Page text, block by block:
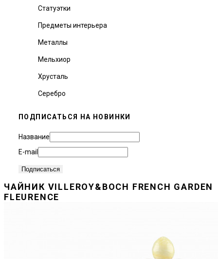
Статуэтки
Предметы интерьера
Металлы
Мельхиор
Хрусталь
Серебро
ПОДПИСАТЬСЯ НА НОВИНКИ
Название
E-mail
ЧАЙНИК VILLEROY&BOCH FRENCH GARDEN
FLEURENCE